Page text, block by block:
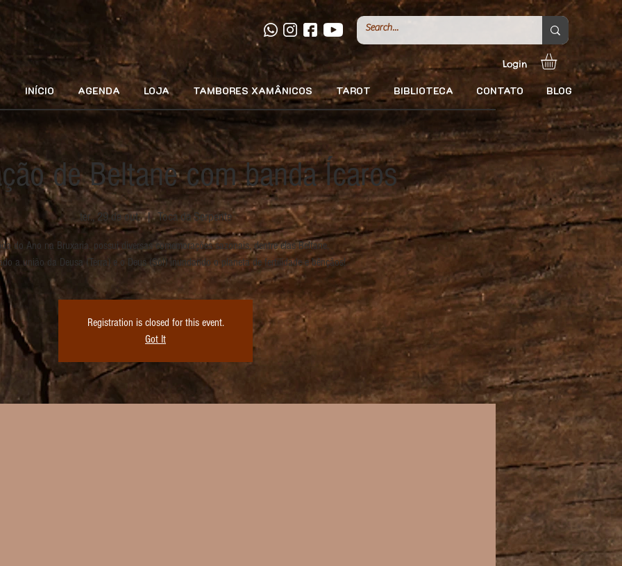
Login
INÍCIO AGENDA LOJA TAMBORES XAMÂNICOS TAROT BIBLIOTECA CONTATO BLOG
de Beltane com banda Ícaros
ter., 29 de out.
  |
Toca da Serpente
do Ano na Bruxaria, possui diversas comemorações sazonais, dentre elas Beltane,
a união da Deusa (Terra) e o Deus (Sol) inundando o planeta de fertilidade e bênçãos!
Registration is closed for this event.
Got It